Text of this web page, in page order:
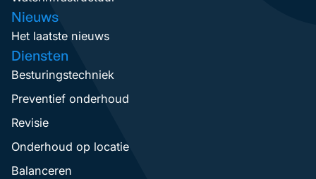
Nieuws
Het laatste nieuws
Diensten
Besturingstechniek
Preventief onderhoud
Revisie
Onderhoud op locatie
Balanceren